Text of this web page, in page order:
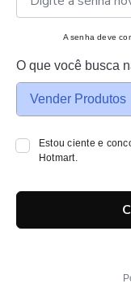
A senha deve
O que você busca
Vender Produtos
Estou ciente e
Hotmart.